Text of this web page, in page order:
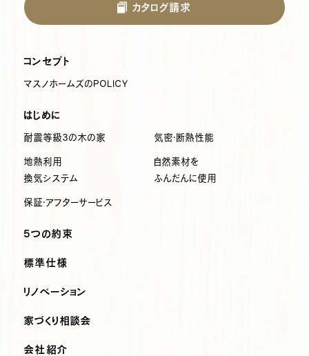
カタログ請求
コンセプト
マスノホームズのPOLICY
はじめに
耐震等級3の木の家 気密・断熱性能
地熱利用
換気システム
自然素材を
ふんだんに使用
保証・アフターサービス
5つの約束
標準仕様
リノベーション
家づくり相談会
会社紹介